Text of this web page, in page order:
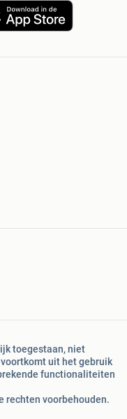
toegestaan, niet
uit het gebruik
functionaliteiten
rechten voorbehouden.